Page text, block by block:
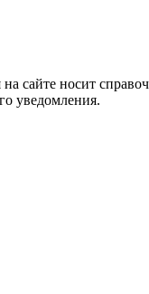
сайте носит
уведомления.